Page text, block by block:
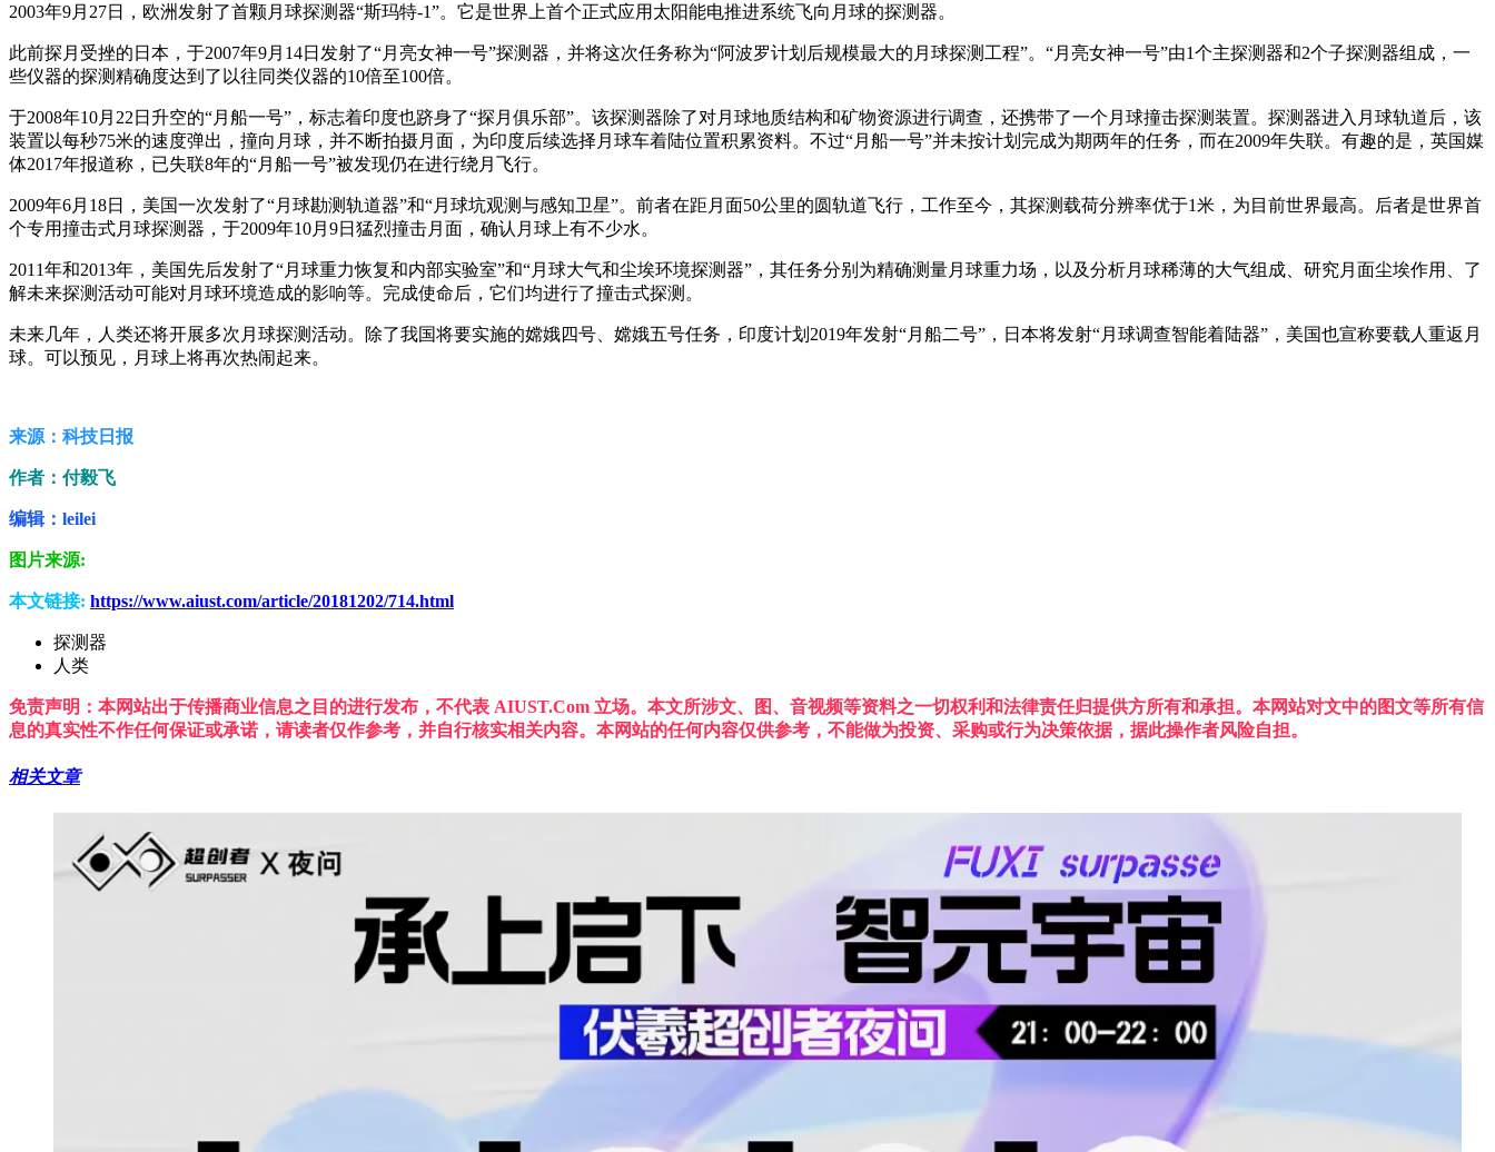
2003年9月27日，欧洲发射了首颗月球探测器“斯玛特-1”。它是世界上首个正式应用太阳能电推进系统飞向月球的探测器。
此前探月受挫的日本，于2007年9月14日发射了“月亮女神一号”探测器，并将这次任务称为“阿波罗计划后规模最大的月球探测工程”。“月亮女神一号”由1个主探测器和2个子探测器组成，一
些仪器的探测精确度达到了以往同类仪器的10倍至100倍。
于2008年10月22日升空的“月船一号”，标志着印度也跻身了“探月俱乐部”。该探测器除了对月球地质结构和矿物资源进行调查，还携带了一个月球撞击探测装置。探测器进入月球轨道后，该
装置以每秒75米的速度弹出，撞向月球，并不断拍摄月面，为印度后续选择月球车着陆位置积累资料。不过“月船一号”并未按计划完成为期两年的任务，而在2009年失联。有趣的是，英国媒
体2017年报道称，已失联8年的“月船一号”被发现仍在进行绕月飞行。
2009年6月18日，美国一次发射了“月球勘测轨道器”和“月球坑观测与感知卫星”。前者在距月面50公里的圆轨道飞行，工作至今，其探测载荷分辨率优于1米，为目前世界最高。后者是世界首
个专用撞击式月球探测器，于2009年10月9日猛烈撞击月面，确认月球上有不少水。
2011年和2013年，美国先后发射了“月球重力恢复和内部实验室”和“月球大气和尘埃环境探测器”，其任务分别为精确测量月球重力场，以及分析月球稀薄的大气组成、研究月面尘埃作用、了
解未来探测活动可能对月球环境造成的影响等。完成使命后，它们均进行了撞击式探测。
未来几年，人类还将开展多次月球探测活动。除了我国将要实施的嫦娥四号、嫦娥五号任务，印度计划2019年发射“月船二号”，日本将发射“月球调查智能着陆器”，美国也宣称要载人重返月
球。可以预见，月球上将再次热闹起来。
来源：科技日报
作者：付毅飞
编辑：leilei
图片来源:
本文链接: https://www.aiust.com/article/20181202/714.html
探测器
人类
免责声明：本网站出于传播商业信息之目的进行发布，不代表 AIUST.Com 立场。本文所涉文、图、音视频等资料之一切权利和法律责任归提供方所有和承担。本网站对文中的图文等所有信
息的真实性不作任何保证或承诺，请读者仅作参考，并自行核实相关内容。本网站的任何内容仅供参考，不能做为投资、采购或行为决策依据，据此操作者风险自担。
相关文章